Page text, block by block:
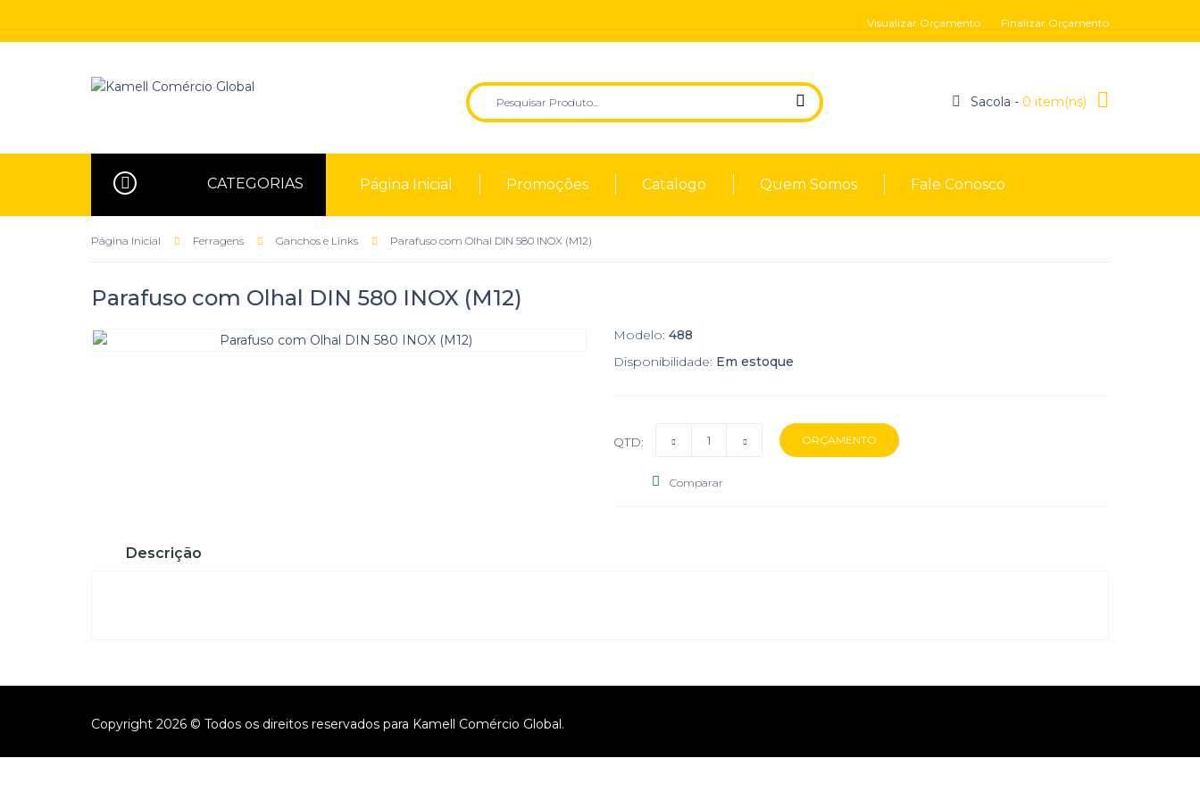
Visualizar Orçamento Finalizar Orçamento
Sacola - 0 item(ns)
CATEGORIAS Página Inicial Promoções Catalogo Quem Somos Fale Conosco
Página Inicial Ferragens Ganchos e Links Parafuso com Olhal DIN 580 INOX (M12)
Parafuso com Olhal DIN 580 INOX (M12)
Modelo: 488
Disponibilidade: Em estoque
QTD:
Comparar
Descrição
Copyright 2026 © Todos os direitos reservados para Kamell Comércio Global.